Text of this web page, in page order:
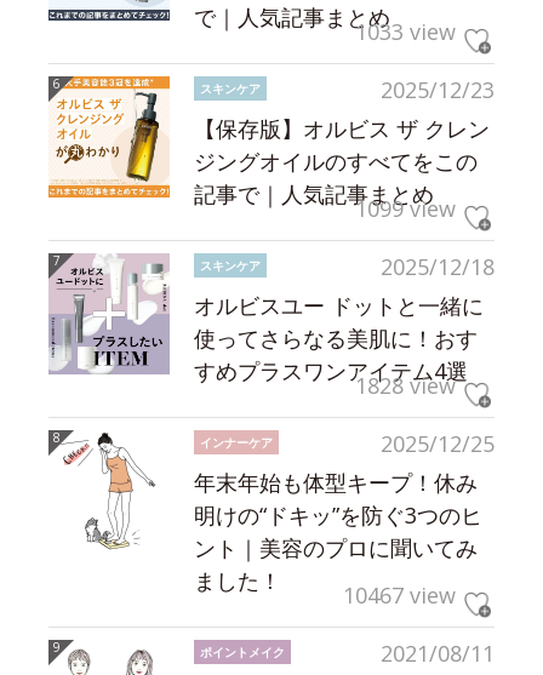
で｜人気記事まとめ1033 view
2025/12/23
スキンケア
【保存版】オルビス ザ クレン
ジングオイルのすべてをこの
記事で｜人気記事まとめ
1099 view
2025/12/18
スキンケア
オルビスユー ドットと一緒に
使ってさらなる美肌に！おす
すめプラスワンアイテム4選
1828 view
2025/12/25
インナーケア
年末年始も体型キープ！休み
明けの“ドキッ”を防ぐ3つのヒ
ント｜美容のプロに聞いてみ
ました！
10467 view
2021/08/11
ポイントメイク